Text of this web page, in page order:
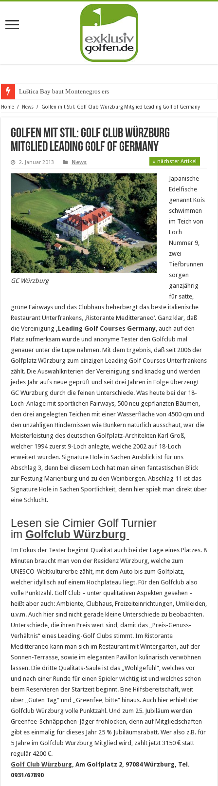
Luštica Bay baut Montenegros erste Golf-Co
Home / News / Golfen mit Stil: Golf Club Würzburg Mitglied Leading Golf of Germany
Golfen mit Stil: Golf Club Würzburg
Mitglied Leading Golf of Germany
2. Januar 2013 News » nächster Artikel
GC Würzburg
Japanische
Edelfische
genannt Kois
schwimmen
im Teich von
Loch
Nummer 9,
zwei
Tiefbrunnen
sorgen
ganzjährig
für satte,
grüne Fairways und das Clubhaus beherbergt das beste italienische
Restaurant Unterfrankens, ‚Ristorante Meditteraneo‘. Ganz klar, daß
die Vereinigung ‚Leading Golf Courses Germany‚ auch auf den
Platz aufmerksam wurde und anonyme Tester den Golfclub mal
genauer unter die Lupe nahmen. Mit dem Ergebnis, daß seit 2006 der
Golfplatz Würzburg zum einzigen Leading Golf Courses Unterfrankens
zählt. Die Auswahlkriterien der Vereinigung sind knackig und werden
jedes Jahr aufs neue geprüft und seit drei Jahren in Folge überzeugt
GC Würzburg durch die feinen Unterschiede. Was heute bei der 18-
Loch-Anlage mit sportlichen Fairways, 500 neu gepflanzten Bäumen,
den drei angelegten Teichen mit einer Wasserfläche von 4500 qm und
den unzähligen Hindernissen wie Bunkern natürlich ausschaut, war die
Meisterleistung des deutschen Golfplatz-Architekten Karl Groß,
welcher 1994 zuerst 9-Loch anlegte, welche 2002 auf 18-Loch
erweitert wurden. Signature Hole in Sachen Ausblick ist für uns
Abschlag 3, denn bei diesem Loch hat man einen fantastischen Blick
zur Festung Marienburg und zu den Weinbergen. Abschlag 11 ist das
Signature Hole in Sachen Sportlichkeit, denn hier spielt man direkt über
eine Schlucht.
Lesen sie Cimier Golf Turnier
im Golfclub Würzburg
Im Fokus der Tester beginnt Qualität auch bei der Lage eines Platzes. 8
Minuten braucht man von der Residenz Würzburg, welche zum
UNESCO-Weltkulturerbe zählt, mit dem Auto bis zum Golfplatz,
welcher idyllisch auf einem Hochplateau liegt. Für den Golfclub also
volle Punktzahl. Golf Club – unter qualitativen Aspekten gesehen –
heißt aber auch: Ambiente, Clubhaus, Freizeiteinrichtungen, Umkleiden,
u.v.m. Auch hier sind nicht gerade kleine Unterschiede zu beobachten.
Unterschiede, die ihren Preis wert sind, damit das „Preis-Genuss-
Verhältnis“ eines Leading-Golf Clubs stimmt. Im Ristorante
Meditteraneo kann man sich im Restaurant mit Wintergarten, auf der
Sonnen-Terrasse, sowie im eleganten Pavillon kulinarisch verwöhnen
lassen. Die dritte Qualitäts-Säule ist das „Wohlgefühl“, welches vor
und nach einer Runde für einen Spieler wichtig ist und welches schon
beim Reservieren der Startzeit beginnt. Eine Hilfsbereitschaft, weit
über „Guten Tag“ und „Greenfee, bitte“ hinaus. Auch hier erhielt der
Golfclub Würzburg volle Punktzahl. Und zum 25. Jubiläum werden
Greenfee-Schnäppchen-Jäger frohlocken, denn auf Mitgliedschaften
gibt es einmalig für dieses Jahr 25 % Jubiläumsrabatt. Wer also z.B. für
5 Jahre im Golfclub Würzburg Mitglied wird, zahlt jetzt 3150 € statt
regulär 4200 €.
Golf Club Würzburg, Am Golfplatz 2, 97084 Würzburg, Tel.
0931/67890